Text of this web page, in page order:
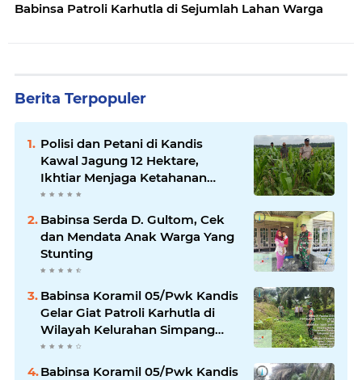
Babinsa Patroli Karhutla di Sejumlah Lahan Warga
Berita Terpopuler
Polisi dan Petani di Kandis
Kawal Jagung 12 Hektare,
Ikhtiar Menjaga Ketahanan
Pangan
Babinsa Serda D. Gultom, Cek
dan Mendata Anak Warga Yang
Stunting
Babinsa Koramil 05/Pwk Kandis
Gelar Giat Patroli Karhutla di
Wilayah Kelurahan Simpang
Belutu
Babinsa Koramil 05/Pwk Kandis